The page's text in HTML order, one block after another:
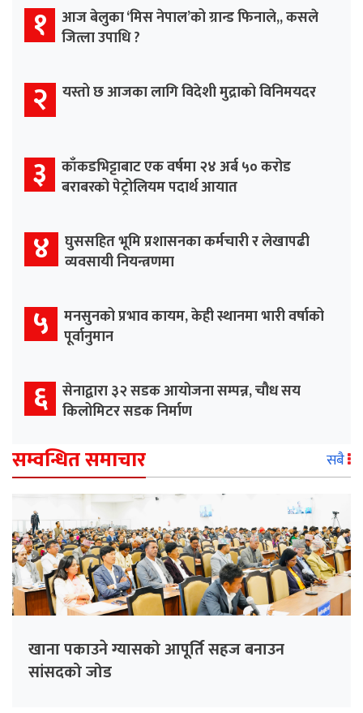
१
आज बेलुका ‘मिस नेपाल’को ग्रान्ड फिनाले,, कसले
जित्ला उपाधि ?
२ यस्तो छ आजका लागि विदेशी मुद्राको विनिमयदर
३
काँकडभिट्टाबाट एक वर्षमा २४ अर्ब ५० करोड
बराबरको पेट्रोलियम पदार्थ आयात
४
घुससहित भूमि प्रशासनका कर्मचारी र लेखापढी
व्यवसायी नियन्त्रणमा
५
मनसुनको प्रभाव कायम, केही स्थानमा भारी वर्षाको
पूर्वानुमान
६ सेनाद्वारा ३२ सडक आयोजना सम्पन्न, चौध सय
किलोमिटर सडक निर्माण
सम्वन्धित समाचार सबै
खाना पकाउने ग्यासको आपूर्ति सहज बनाउन
सांसदको जोड